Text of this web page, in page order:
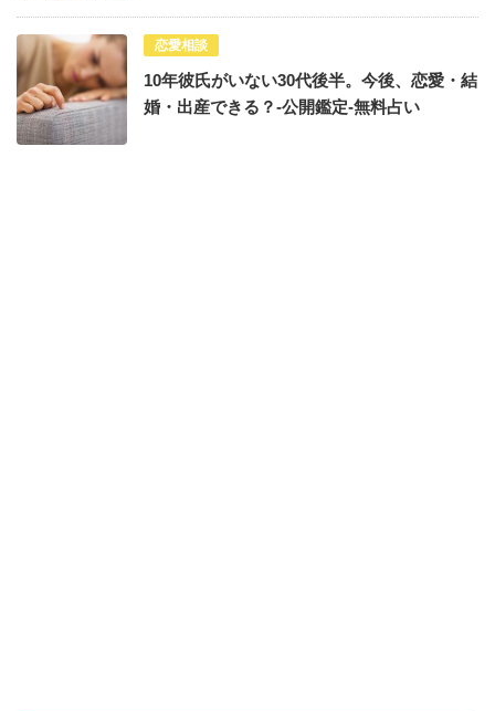
恋愛相談
10年彼氏がいない30代後半。今後、恋愛・結
婚・出産できる？-公開鑑定-無料占い